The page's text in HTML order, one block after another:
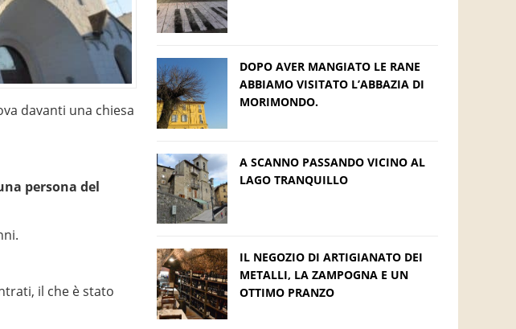
davanti una chiesa
persona del
il che è stato
DOPO AVER MANGIATO LE RANE
ABBIAMO VISITATO L’ABBAZIA DI
MORIMONDO.
A SCANNO PASSANDO VICINO AL
LAGO TRANQUILLO
IL NEGOZIO DI ARTIGIANATO DEI
METALLI, LA ZAMPOGNA E UN
OTTIMO PRANZO